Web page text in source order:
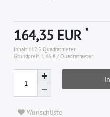
164,35 EUR*
Inhalt 112,5Quadratmeter
Grundpreis 1,46 € / Quadratmeter
Wunschliste